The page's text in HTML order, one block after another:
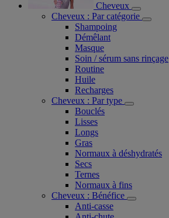
Cheveux
Cheveux : Par catégorie
Shampoing
Démêlant
Masque
Soin / sérum sans rinçage
Routine
Huile
Recharges
Cheveux : Par type
Bouclés
Lisses
Longs
Gras
Normaux à déshydratés
Secs
Ternes
Normaux à fins
Cheveux : Bénéfice
Anti-casse